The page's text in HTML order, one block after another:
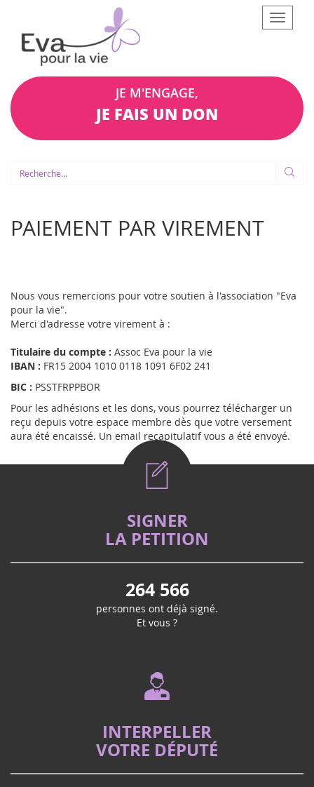
Afficher
le
JE M'ENGAGE,
JE FAIS UN DON
PAIEMENT PAR VIREMENT
Nous vous remercions pour votre soutien à l'association "Eva
pour la vie".
Merci d'adresse votre virement à :
Titulaire du compte : Assoc Eva pour la vie
IBAN : FR15 2004 1010 0118 1091 6F02 241
BIC : PSSTFRPPBOR
Pour les adhésions et les dons, vous pourrez télécharger un
reçu depuis votre espace membre dès que votre versement
aura été encaissé. Un email recapitulatif vous a été envoyé.
SIGNER
LA PETITION
264 566
personnes ont déjà signé.
Et vous ?
INTERPELLER
VOTRE DÉPUTÉ